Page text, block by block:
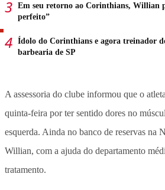
Em seu retorno ao Corinthians, Willian
perfeito”
Ídolo do Corinthians e agora treinador
barbearia de SP
A assessoria do clube informou que o
quinta-feira por ter sentido dores no
esquerda. Ainda no banco de reservas na
Willian, com a ajuda do departamento
tratamento.